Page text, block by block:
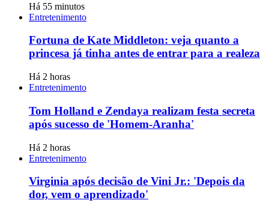
Há 55 minutos
Entretenimento
Fortuna de Kate Middleton: veja quanto a
princesa já tinha antes de entrar para a realeza
Há 2 horas
Entretenimento
Tom Holland e Zendaya realizam festa secreta
após sucesso de 'Homem-Aranha'
Há 2 horas
Entretenimento
Virginia após decisão de Vini Jr.: 'Depois da
dor, vem o aprendizado'